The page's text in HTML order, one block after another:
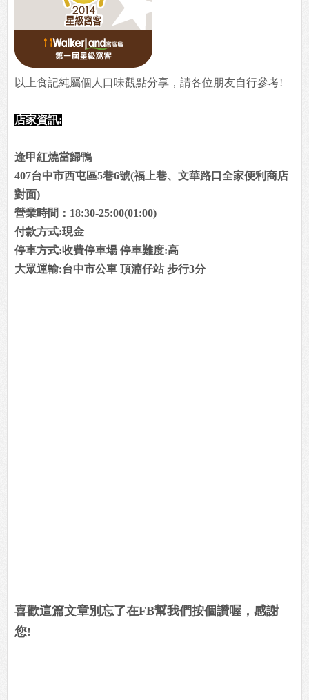
以上食記純屬個人口味觀點分享，請各位朋友自行參考!
店家資訊:
逢甲紅燒當歸鴨
407台中市西屯區5巷6號(福上巷、文華路口全家便利商店
對面)
營業時間：18:30-25:00(01:00)
付款方式:現金
停車方式:收費停車場 停車難度:高
大眾運輸:台中市公車 頂湳仔站 步行3分
喜歡這篇文章別忘了在FB幫我們按個讚喔，感謝
您!